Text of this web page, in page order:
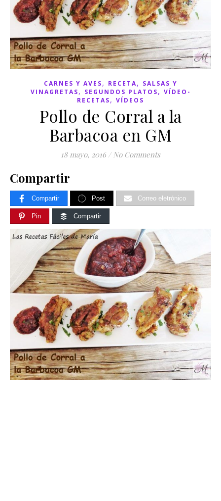
CARNES Y AVES, RECETA, SALSAS Y
VINAGRETAS, SEGUNDOS PLATOS, VÍDEO-
RECETAS, VÍDEOS
Pollo de Corral a la
Barbacoa en GM
18 mayo, 2016 / No Comments
Compartir
Compartir Post Correo eletrónico
Pin Compartir